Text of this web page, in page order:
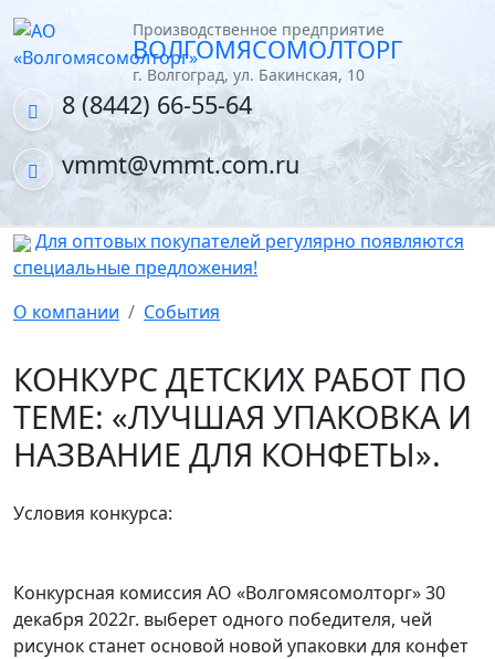
Производственное предприятие
ВОЛГОМЯСОМОЛТОРГ
г. Волгоград, ул. Бакинская, 10
8 (8442) 66-55-64
vmmt@vmmt.com.ru
Для оптовых покупателей регулярно появляются
специальные предложения!
О компании
События
КОНКУРС ДЕТСКИХ РАБОТ ПО
ТЕМЕ: «ЛУЧШАЯ УПАКОВКА И
НАЗВАНИЕ ДЛЯ КОНФЕТЫ».
Условия конкурса:
Конкурсная комиссия АО «Волгомясомолторг» 30
декабря 2022г. выберет одного победителя, чей
рисунок станет основой новой упаковки для конфет